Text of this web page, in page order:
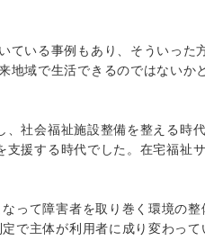
ている事例もあり、そういった
地域で生活できるのではないか
社会福祉施設整備を整える時代
援する時代でした。在宅福祉
って障害者を取り巻く環境の
で主体が利用者に成り変わっ